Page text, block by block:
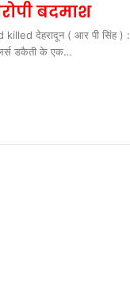
बदमाश
देहरादून ( आर पी सिंह ) :
डकैती के एक…